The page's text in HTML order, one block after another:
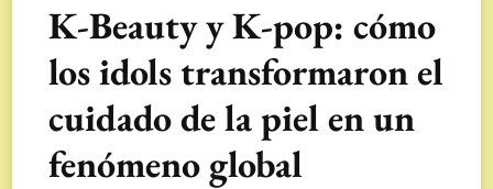
K-Beauty y K-pop: cómo
los idols transformaron el
cuidado de la piel en un
fenómeno global